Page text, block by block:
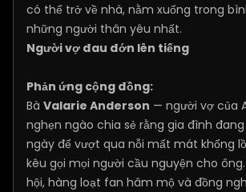
có thể trở về nhà, nằm xuống trong
những người thân yêu nhất.
Người vợ đau đớn lên tiếng
Phản ứng cộng đồng:
Bà Valarie Anderson — người vợ của
nghẹn ngào chia sẻ rằng gia đình
ngày để vượt qua nỗi mất mát khổng
kêu gọi mọi người cầu nguyện cho
hội, hàng loạt fan hâm mộ và đồng